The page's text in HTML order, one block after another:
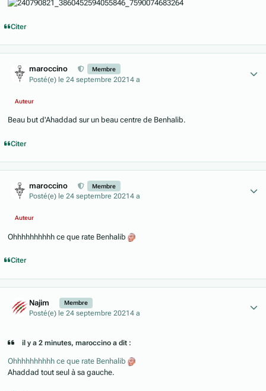
Citer
maroccino Membre
Posté(e) le 24 septembre 20214 a
Auteur
Beau but d'Ahaddad sur un beau centre de Benhalib.
Citer
maroccino Membre
Posté(e) le 24 septembre 20214 a
Auteur
Ohhhhhhhhhh ce que rate Benhalib
Citer
Najim Membre
Posté(e) le 24 septembre 20214 a
il y a 2 minutes, maroccino a dit :
Ohhhhhhhhhh ce que rate Benhalib
Ahaddad tout seul à sa gauche.